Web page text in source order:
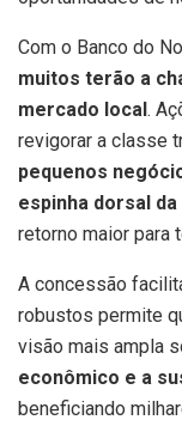
Com o Banco do
muitos terão a
mercado local.
revigorar a classe
pequenos
espinha dorsal
retorno maior para
A concessão
robustos permite
visão mais ampla
econômico e a
beneficiando